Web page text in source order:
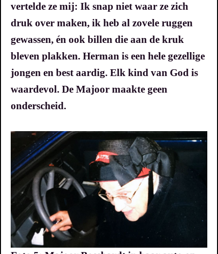
vertelde ze mij: Ik snap niet waar ze zich
druk over maken, ik heb al zovele ruggen
gewassen, én ook billen die aan de kruk
bleven plakken. Herman is een hele gezellige
jongen en best aardig. Elk kind van God is
waardevol. De Majoor maakte geen
onderscheid.